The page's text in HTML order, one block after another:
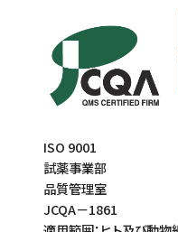
ISO 9001
試薬事業部
品質管理室
JCQA－1861